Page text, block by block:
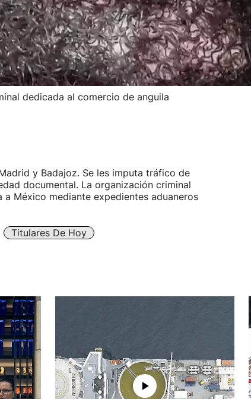
dedicada al comercio de anguila
y Badajoz. Se les imputa tráfico de
documental. La organización criminal
México mediante expedientes aduaneros
Titulares De Hoy